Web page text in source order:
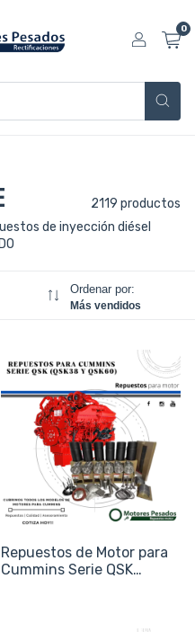
0
2119 productos
de inyección diésel
Ordenar por:
Más vendidos
Repuestos de Motor para
Cummins Serie QSK